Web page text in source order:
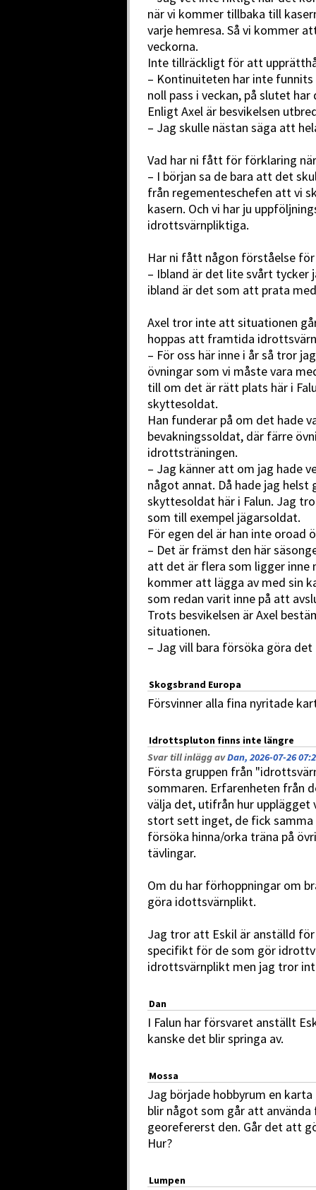
när vi kommer tillbaka till
varje hemresa. Så vi kommer
veckorna.
Inte tillräckligt för att
– Kontinuiteten har inte
noll pass i veckan, på slutet
Enligt Axel är besvikelsen
– Jag skulle nästan säga att
Vad har ni fått för förklaring
– I början sa de bara att det
från regementeschefen att vi
kasern. Och vi har ju
idrottsvärnpliktiga.
Har ni fått någon förståelse
– Ibland är det lite svårt tycker
ibland är det som att prata
Axel tror inte att situationen
hoppas att framtida
– För oss här inne i år så tror
övningar som vi måste vara
till om det är rätt plats här i
skyttesoldat.
Han funderar på om det hade
bevakningssoldat, där färre
idrottsträningen.
– Jag känner att om jag hade
något annat. Då hade jag
skyttesoldat här i Falun. Jag
som till exempel jägarsoldat.
För egen del är han inte oroad
– Det är främst den här
att det är flera som ligger
kommer att lägga av med sin
som redan varit inne på att
Trots besvikelsen är Axel
situationen.
– Jag vill bara försöka göra
Skogsbrand Europa
Försvinner alla fina nyritade
Idrottspluton finns inte längre
Svar till inlägg avDan, 2026-07-26
Första gruppen från
sommaren. Erfarenheten från
välja det, utifrån hur
stort sett inget, de fick
försöka hinna/orka träna på
tävlingar.
Om du har förhoppningar om
göra idottsvärnplikt.
Jag tror att Eskil är anställd
specifikt för de som gör
idrottsvärnplikt men jag tror
Dan
I Falun har försvaret anställt
kanske det blir springa av.
Mossa
Jag började hobbyrum en
blir något som går att
georefererst den. Går det att
Hur?
Lumpen